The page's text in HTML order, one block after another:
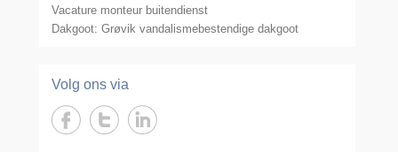
Vacature monteur buitendienst
Dakgoot: Grøvik vandalismebestendige dakgoot
Volg ons via